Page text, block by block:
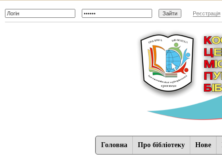
Реєстрація
Головна Про бібліотеку Нове